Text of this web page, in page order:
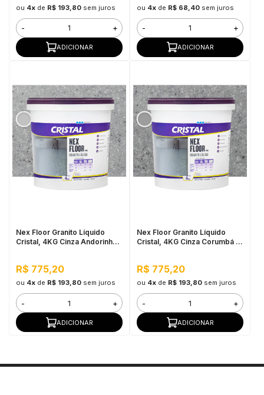
ou 4xde R$ 193,80 sem juros
- +
ADICIONAR
ou 4xde R$ 68,40 sem juros
- +
ADICIONAR
Nex Floor Granito Líquido
Cristal, 4KG Cinza Andorinha -
R$ 775,20
ou 4xde R$ 193,80 sem juros
- +
ADICIONAR
Nex Floor Granito Líquido
Cristal, 4KG Cinza Corumbá -
R$ 775,20
ou 4xde R$ 193,80 sem juros
- +
ADICIONAR